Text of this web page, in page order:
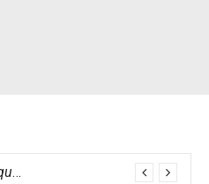
Crisis ambiental: por qué no podemos parar el calentamiento global